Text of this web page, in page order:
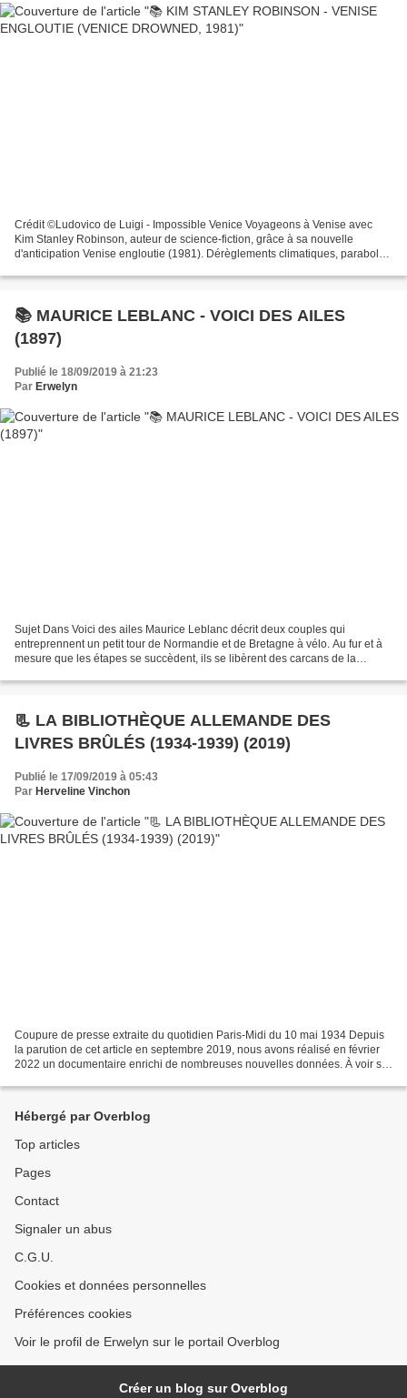
Crédit ©Ludovico de Luigi - Impossible Venice Voyageons à Venise avec
Kim Stanley Robinson, auteur de science-fiction, grâce à sa nouvelle
d'anticipation Venise engloutie (1981). Dérèglements climatiques, parabole
📚 MAURICE LEBLANC - VOICI DES AILES
(1897)
Publié le 18/09/2019 à 21:23
Par Erwelyn
Sujet Dans Voici des ailes Maurice Leblanc décrit deux couples qui
entreprennent un petit tour de Normandie et de Bretagne à vélo. Au fur et à
mesure que les étapes se succèdent, ils se libèrent des carcans de la
📃 LA BIBLIOTHÈQUE ALLEMANDE DES
LIVRES BRÛLÉS (1934-1939) (2019)
Publié le 17/09/2019 à 05:43
Par Herveline Vinchon
Coupure de presse extraite du quotidien Paris-Midi du 10 mai 1934 Depuis
la parution de cet article en septembre 2019, nous avons réalisé en février
2022 un documentaire enrichi de nombreuses nouvelles données. À voir sur
Hébergé par Overblog
Top articles
Pages
Contact
Signaler un abus
C.G.U.
Cookies et données personnelles
Préférences cookies
Voir le profil de Erwelyn sur le portail Overblog
Créer un blog sur Overblog